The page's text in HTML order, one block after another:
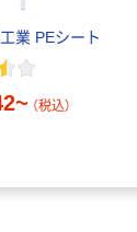
業 PEシート
（税込）